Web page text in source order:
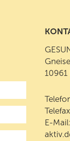
10961
E-Mail: